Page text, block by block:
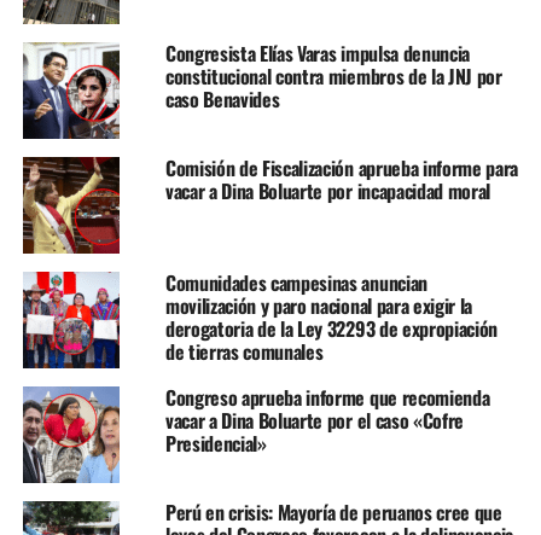
El proyecto de ley, que fue observado por el Gobierno de
Dina Boluarte en enero, busca revertir la eliminación de
la detención preliminar en casos de no flagrancia, una
medida que ha sido criticada por expertos y ciudadanos
Entre los beneficiados por la eliminación de esta figura
se encuentran el vocero presidencial Fredy Hinojosa, el
exministro del Midis Julio Demartini y el líder de Perú
Congresista Elías Varas impulsa denuncia
constitucional contra miembros de la JNJ por
caso Benavides
Comisión de Fiscalización aprueba informe para
vacar a Dina Boluarte por incapacidad moral
Comunidades campesinas anuncian
movilización y paro nacional para exigir la
derogatoria de la Ley 32293 de expropiación
de tierras comunales
Congreso aprueba informe que recomienda
vacar a Dina Boluarte por el caso «Cofre
Presidencial»
Perú en crisis: Mayoría de peruanos cree que